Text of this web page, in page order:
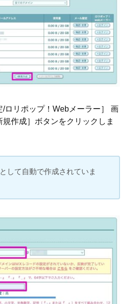
ロリポップ！Webメーラー］ 画
作成］ボタンをクリックしま
して自動で作成されていま